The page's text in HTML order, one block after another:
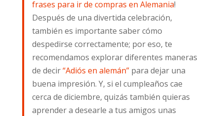
frases para ir de compras en Alemania!
Después de una divertida celebración,
también es importante saber cómo
despedirse correctamente; por eso, te
recomendamos explorar diferentes maneras
de decir“Adiós en alemán”para dejar una
buena impresión. Y, si el cumpleaños cae
cerca de diciembre, quizás también quieras
aprender a desearle a tus amigos unas